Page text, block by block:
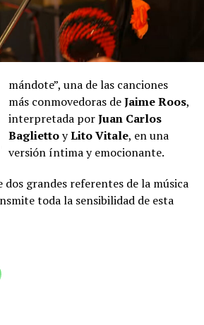
pigmentos cuyos nombres se
de los barcos del puerto, también
música, con la voz. Hay algo de la
a teñir las palabras que
Denise
de oficios, maravilloso”, sostuvo el
Santoro .
mándote”, una de las canciones
más conmovedoras deJaime Roos,
interpretada porJuan Carlos
BagliettoyLito Vitale, en una
versión íntima y emocionante.
grandes referentes de la música
toda la sensibilidad de esta